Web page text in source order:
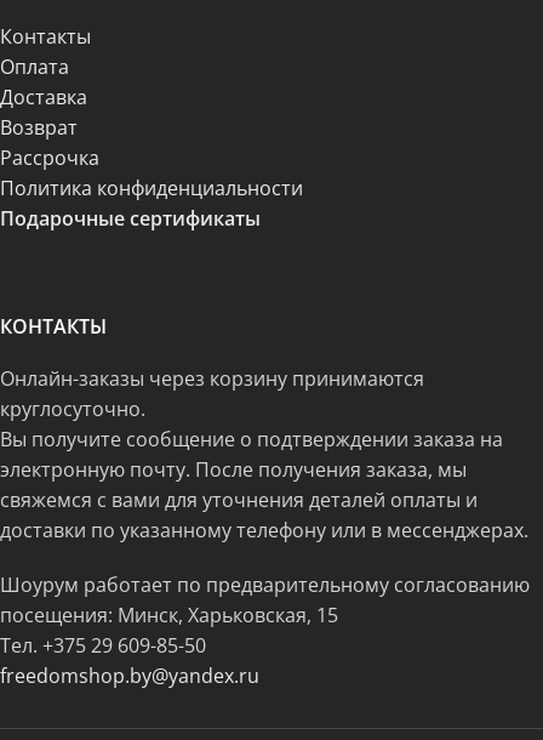
Контакты
Оплата
Доставка
Возврат
Рассрочка
Политика конфиденциальности
Подарочные сертификаты
КОНТАКТЫ
Онлайн-заказы через корзину принимаются
круглосуточно.
Вы получите сообщение о подтверждении заказа на
электронную почту. После получения заказа, мы
свяжемся с вами для уточнения деталей оплаты и
доставки по указанному телефону или в мессенджерах.
Шоурум работает по предварительному согласованию
посещения: Минск, Харьковская, 15
Тел. +375 29 609-85-50
freedomshop.by@yandex.ru